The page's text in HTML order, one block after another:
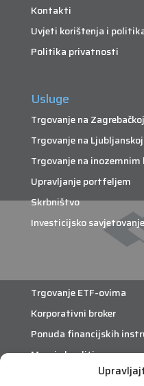
Kontakti
Uvjeti korištenja i
Politika privatnosti
Usluge
Trgovanje na
Trgovanje na
Trgovanje na inozemnim
Upravljanje portfeljem
Skrbništvo
Investicijsko savjetovanje
Trgovanje ETF-ovima
Korporativni broker
Ponuda financijskih
Margin krediti